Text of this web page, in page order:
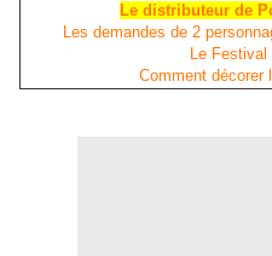
Le distributeur de
Les demandes de 2
Le Festival
Comment décorer